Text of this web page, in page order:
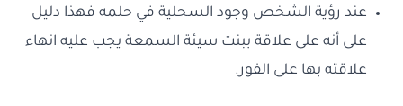
عند رؤية الشخص وجود السحلية في حلمه فهذا دليل
على أنه على علاقة ببنت سيئة السمعة يجب عليه انهاء
علاقته بها على الفور.